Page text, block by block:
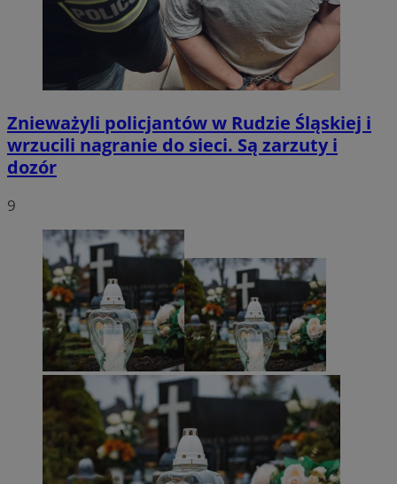
Znieważyli policjantów w Rudzie Śląskiej i
wrzucili nagranie do sieci. Są zarzuty i
dozór
9